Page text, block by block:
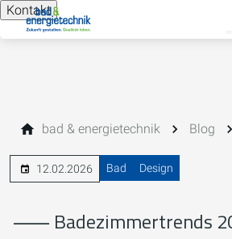
Kontakt
bad & energietechnik Blog
12.02.2026 Bad Design
⸺ Badezimmertrends